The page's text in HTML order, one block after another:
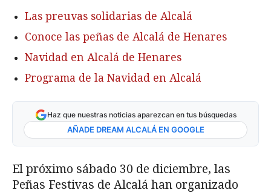
Las preuvas solidarias de Alcalá
Conoce las peñas de Alcalá de Henares
Navidad en Alcalá de Henares
Programa de la Navidad en Alcalá
Haz que nuestras noticias aparezcan en tus búsquedas
AÑADE DREAM ALCALÁ EN GOOGLE
El próximo sábado 30 de diciembre, las
Peñas Festivas de Alcalá han organizado